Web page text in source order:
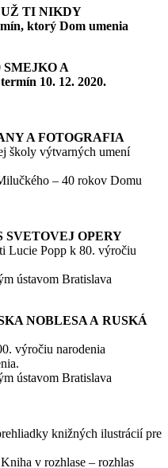
UŽ TI NIKDY
ktorý Dom umenia
SMEJKO A
10. 12. 2020.
A FOTOGRAFIA
školy výtvarných umení
– 40 rokov Domu
SVETOVEJ OPERY
Lucie Popp k 80. výročiu
ústavom Bratislava
NOBLESA A RUSKÁ
výročiu narodenia
ústavom Bratislava
knižných ilustrácií pre
v rozhlase – rozhlas